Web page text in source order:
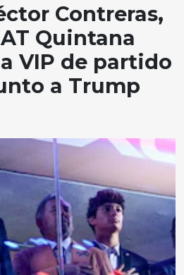
Contreras,
Quintana
VIP de partido
a Trump